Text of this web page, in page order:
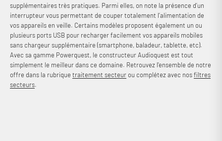
supplémentaires très pratiques. Parmi elles, on note la présence d’un
interrupteur vous permettant de couper totalement l’alimentation de
vos appareils en veille. Certains modèles proposent également un ou
plusieurs ports USB pour recharger facilement vos appareils mobiles
sans chargeur supplémentaire (smartphone, baladeur, tablette, etc).
Avec sa gamme Powerquest, le constructeur Audioquest est tout
simplement le meilleur dans ce domaine. Retrouvez l'ensemble de notre
offre dans la rubrique traitement secteur ou complétez avec nosfiltres
secteurs.